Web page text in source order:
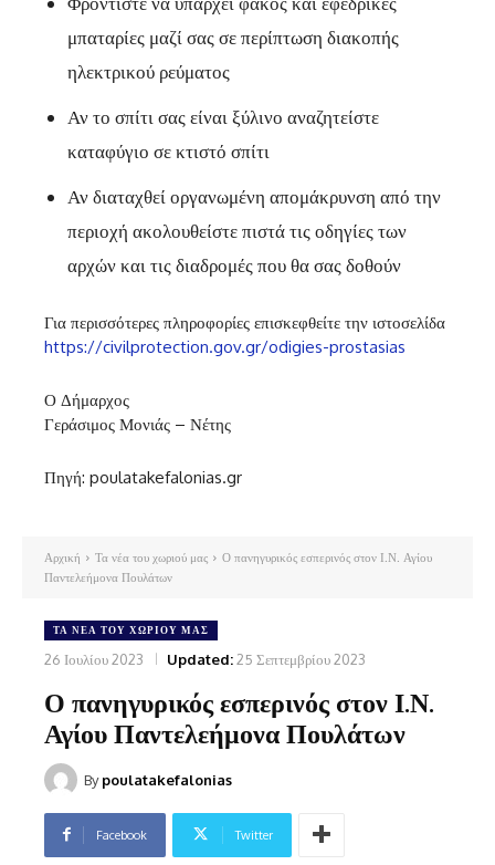
μπαταρίες μαζί σας σε περίπτωση διακοπής
ηλεκτρικού ρεύματος
Αν το σπίτι σας είναι ξύλινο αναζητείστε
καταφύγιο σε κτιστό σπίτι
Αν διαταχθεί οργανωμένη απομάκρυνση από την
περιοχή ακολουθείστε πιστά τις οδηγίες των
αρχών και τις διαδρομές που θα σας δοθούν
Για περισσότερες πληροφορίες επισκεφθείτε την ιστοσελίδα
https://civilprotection.gov.gr/odigies-prostasias
Ο Δήμαρχος
Γεράσιμος Μονιάς – Νέτης
Πηγή: poulatakefalonias.gr